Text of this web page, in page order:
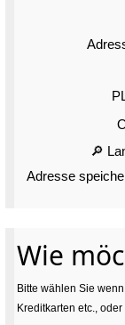
🔎
Adresse
Wie
Bitte wählen Sie
Kreditkarten etc.,